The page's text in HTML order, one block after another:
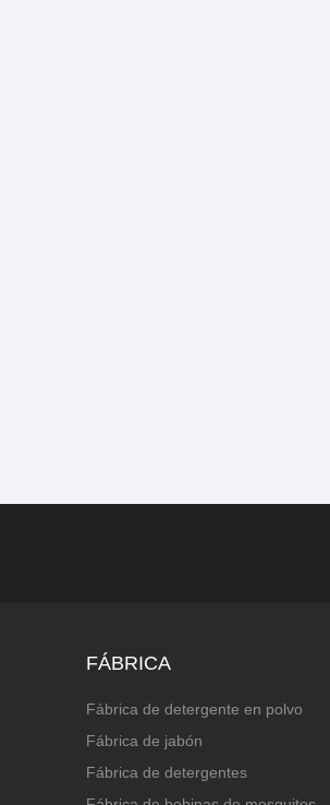
FÁBRICA
Fábrica de detergente en polvo
Fábrica de jabón
Fábrica de detergentes